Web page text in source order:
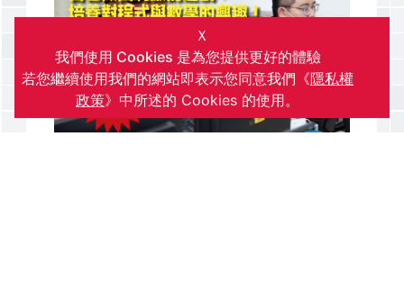
Ｘ
我們使用 Cookies 是為您提供更好的體驗
若您繼續使用我們的網站即表示您同意我們《隱私權
政策》中所述的 Cookies 的使用。